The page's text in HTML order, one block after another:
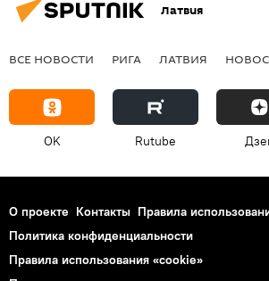
Латвия
ВСЕ НОВОСТИ РИГА ЛАТВИЯ
OK Rutube
О проекте Контакты Правила
Политика конфиденциальности
Правила использования «cookie»